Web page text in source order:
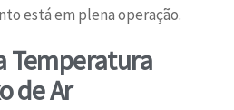
está em plena operação.
Temperatura
de Ar